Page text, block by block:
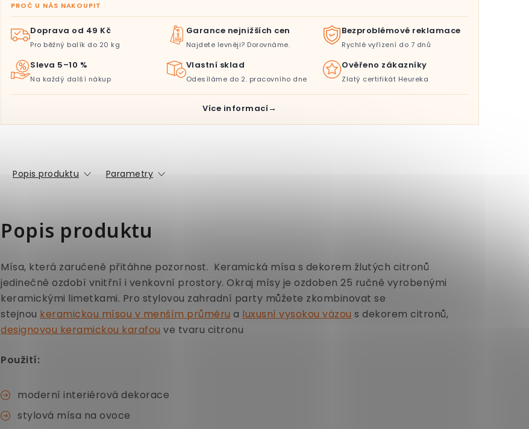
PROČ U NÁS NAKOUPIT
Doprava od 49 Kč
Pro běžný balík do 20 kg
Garance nejnižších cen
Najdete levněji? Dorovnáme.
Bezproblémové reklamace
Rychlé vyřízení do 7 dnů
Sleva 5–10 %
Na každý další nákup
Vlastní sklad
Odesíláme do 2. pracovního dne
Ověřeno zákazníky
Zlatý certifikát Heureka
Více informací
Popis produktu Parametry
Popis produktu
Mísa, která zaručeně přitáhne pozornost. Keramická mísa s dekorem žlutých citronů
jedinečně ozdobí vnitřní i venkovní prostory. Okraj mísy je ozdoben 25 ručně vyrobenými
keramickými limetkami. Pro stylovou zahradní party můžete zkombinovat se
stejnou keramickou mísou v menším průměru a luxusní vysokou vázou s dekorem citronů,
designovou keramickou karafou ve tvaru citronu
Použití:
moderní interiérová dekorace
stylová mísa na ovoce